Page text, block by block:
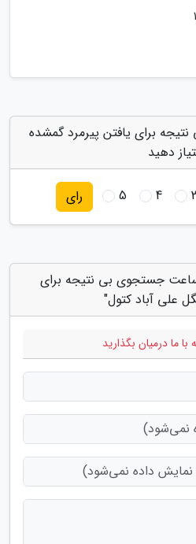
نتیجه برای یافتن پیرمرد گمشده
دهید
4
5 رای
های مرتبط با "72 ساعت جستجوی بی نتیجه برای
علی آباد کتول"
ما درمیان بگذارید